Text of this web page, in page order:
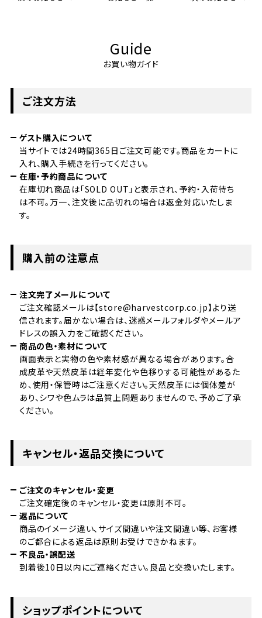
Guide
お買い物ガイド
ご注文方法
ゲスト購入について
当サイトでは24時間365日ご注文可能です。商品をカートに
入れ、購入手続きを行ってください。
在庫・予約商品について
在庫切れ商品は「SOLD OUT」と表示され、予約・入荷待ち
は不可。万一、注文後に品切れの場合は返金対応いたしま
す。
購入前の注意点
注文完了メールについて
ご注文確認メールは【store@harvestcorp.co.jp】より送
信されます。届かない場合は、迷惑メールフォルダやメールア
ドレスの誤入力をご確認ください。
商品の色・素材について
画面表示と実物の色や素材感が異なる場合があります。合
成皮革や天然皮革は経年変化や色移りする可能性があるた
め、使用・保管時はご注意ください。天然皮革には個体差が
あり、シワや色ムラは品質上問題ありませんので、予めご了承
ください。
キャンセル・返品交換について
ご注文のキャンセル・変更
ご注文確定後のキャンセル・変更は原則不可。
返品について
商品のイメージ違い、サイズ間違いや注文間違い等、お客様
のご都合による返品は原則お受けできかねます。
不良品・誤配送
到着後10日以内にご連絡ください。良品と交換いたします。
ショップポイントについて